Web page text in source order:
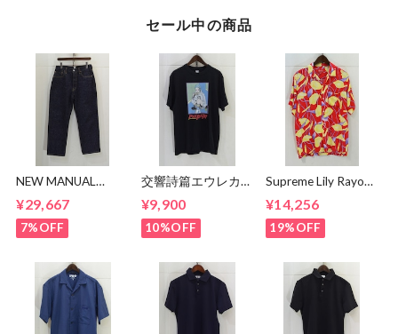
セール中の商品
NEW MANUAL
JEANS
¥29,667
7%OFF
交響詩篇エウレカセ
MOSH
MISFITS"EUREKA"
TEE
¥9,900
10%OFF
Supreme Lily Rayon
¥14,256
19%OFF